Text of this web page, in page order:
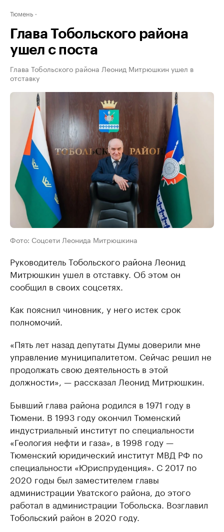
Тюмень
Глава Тобольского района
ушел с поста
Глава Тобольского района Леонид Митрюшкин ушел в
отставку
Фото: Соцсети Леонида Митрюшкина
Руководитель Тобольского района Леонид
Митрюшкин ушел в отставку. Об этом он
сообщил в своих соцсетях.
Как пояснил чиновник, у него истек срок
полномочий.
«Пять лет назад депутаты Думы доверили мне
управление муниципалитетом. Сейчас решил не
продолжать свою деятельность в этой
должности», — рассказал Леонид Митрюшкин.
Бывший глава района родился в 1971 году в
Тюмени. В 1993 году окончил Тюменский
индустриальный институт по специальности
«Геология нефти и газа», в 1998 году —
Тюменский юридический институт МВД РФ по
специальности «Юриспруденция». С 2017 по
2020 годы был заместителем главы
администрации Уватского района, до этого
работал в администрации Тобольска. Возглавил
Тобольский район в 2020 году.